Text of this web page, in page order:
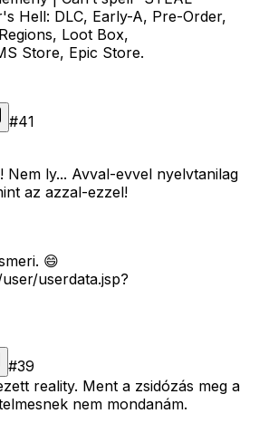
Hell: DLC, Early-A, Pre-Order,
Loot Box,
Store, Epic Store.
#41
Nem ly... Avval-evvel nyelvtanilag
az azzal-ezzel!
😄
userdata.jsp?
#39
reality. Ment a zsidózás meg a
nem mondanám.